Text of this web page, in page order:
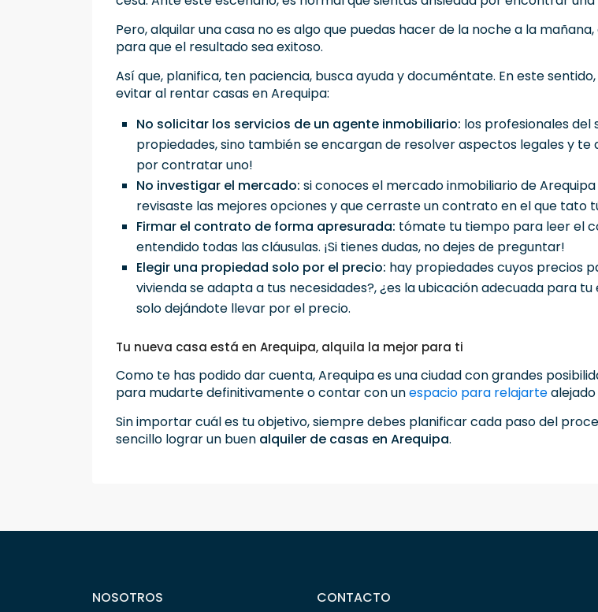
Pero, alquilar una casa no es algo que puedas hacer de la noche a la
para que el resultado sea exitoso.
Así que, planifica, ten paciencia, busca ayuda y documéntate. En este
evitar al rentar casas en Arequipa:
No solicitar los servicios de un agente inmobiliario: los profesionales
propiedades, sino también se encargan de resolver aspectos legales y
por contratar uno!
No investigar el mercado: si conoces el mercado inmobiliario de
revisaste las mejores opciones y que cerraste un contrato en el que tato
Firmar el contrato de forma apresurada: tómate tu tiempo para leer el
entendido todas las cláusulas. ¡Si tienes dudas, no dejes de preguntar!
Elegir una propiedad solo por el precio: hay propiedades cuyos precios
vivienda se adapta a tus necesidades?, ¿es la ubicación adecuada para
solo dejándote llevar por el precio.
Tu nueva casa está en Arequipa, alquila la mejor para ti
Como te has podido dar cuenta, Arequipa es una ciudad con grandes
para mudarte definitivamente o contar con unespacio para relajarte
Sin importar cuál es tu objetivo, siempre debes planificar cada paso del
sencillo lograr un buen alquiler de casas en Arequipa.
NOSOTROS CONTACTO